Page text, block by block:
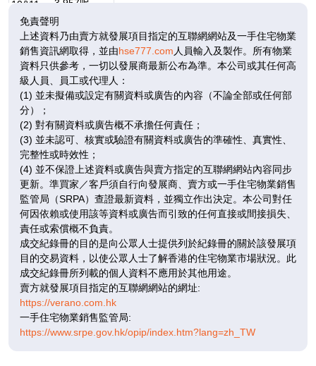
10&11
12&13
3,957呎
3房(1套)
即將發售
-
3房(1套)
$3.22億
已售
免責聲明
上述資料乃由賣方就發展項目指定的互聯網網站及一手住宅物業
銷售資訊網取得，並由hse777.com 人員輸入及製作。所有物業
資料只供參考，一切以發展商最新公布為準。本公司或其任何高
級人員、員工或代理人：
(1) 並未擬備或設定有關資料或廣告的內容（不論全部或任何部
分）；
(2) 對有關資料或廣告概不承擔任何責任；
(3) 並未認可、核實或驗證有關資料或廣告的準確性、真實性、
完整性或時效性；
(4) 並不保證上述資料或廣告與賣方指定的互聯網網站內容同步
更新。準買家／客戶須自行向發展商、賣方或一手住宅物業銷售
監管局（SRPA）查證最新資料，並獨立作出決定。本公司對任
何因依賴或使用該等資料或廣告而引致的任何直接或間接損失、
責任或索償概不負責。
成交紀錄冊的目的是向公眾人士提供列於紀錄冊的關於該發展項
目的交易資料，以使公眾人士了解香港的住宅物業市場狀況。此
成交紀錄冊所列載的個人資料不應用於其他用途。
賣方就發展項目指定的互聯網網站的網址:
https://verano.com.hk
一手住宅物業銷售監管局:
https://www.srpe.gov.hk/opip/index.htm?lang=zh_TW